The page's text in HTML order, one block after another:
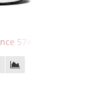
574 Evergreen Black